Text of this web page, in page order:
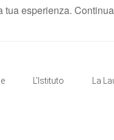
esperienza.
L'Istituto La